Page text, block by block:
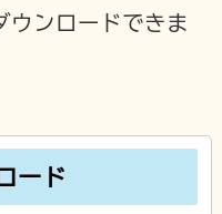
ウンロードできま
ード